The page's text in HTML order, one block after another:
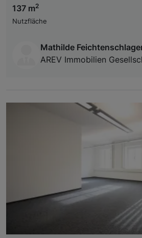
137 m2
Nutzfläche
Mathilde
AREV Immobilien